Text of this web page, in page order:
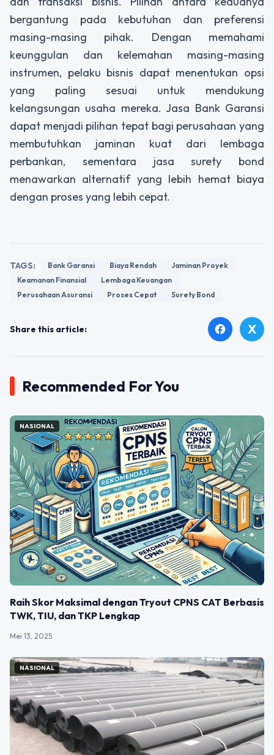
bergantung pada kebutuhan dan preferensi
masing-masing pihak. Dengan memahami
keunggulan dan kelemahan masing-masing
instrumen, pelaku bisnis dapat menentukan opsi
yang paling sesuai untuk mendukung
kelangsungan usaha mereka. Jasa Bank Garansi
dapat menjadi pilihan tepat bagi perusahaan yang
membutuhkan jaminan kuat dari lembaga
perbankan, sementara jasa surety bond
menawarkan alternatif yang lebih hemat biaya
dengan proses yang lebih cepat.
TAGS: Bank Garansi Biaya Rendah
Jaminan Proyek
Keamanan Finansial
Lembaga Keuangan
Perusahaan Asuransi
Proses Cepat Surety Bond
Share this article: facebook X
Recommended For You
NASIONAL
Raih Skor Maksimal dengan Tryout CPNS CAT Berbasis
TWK, TIU, dan TKP Lengkap
Mei 13, 2025
NASIONAL